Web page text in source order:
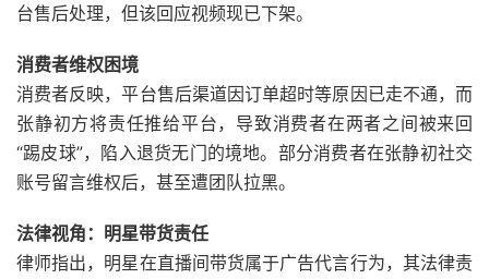
台售后处理，但该回应视频现已下架。
消费者维权困境
消费者反映，平台售后渠道因订单超时等原因已走不通，而
张静初方将责任推给平台，导致消费者在两者之间被来回
“踢皮球”，陷入退货无门的境地。部分消费者在张静初社交
账号留言维权后，甚至遭团队拉黑。
法律视角：明星带货责任
律师指出，明星在直播间带货属于广告代言行为，其法律责